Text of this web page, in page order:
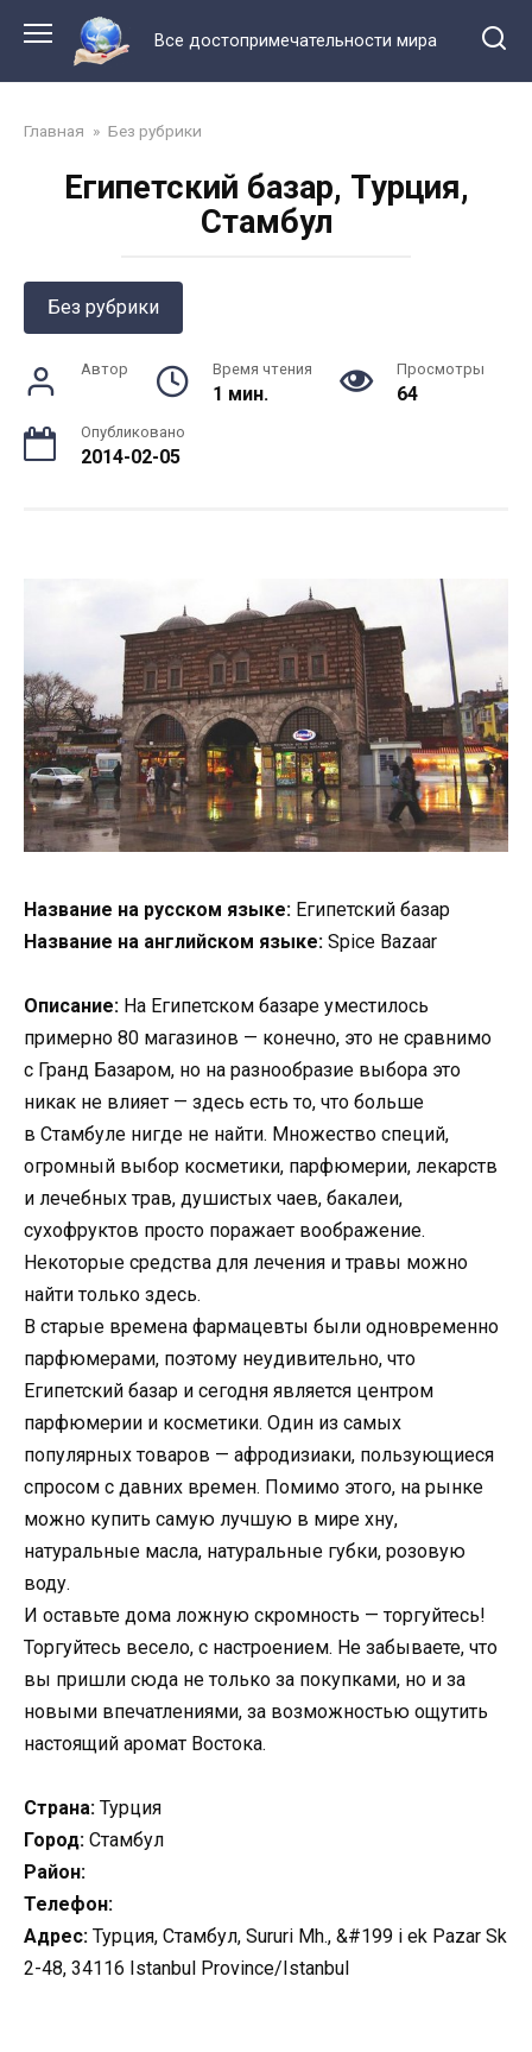
контенту
Все достопримечательности мира
Главная » Без рубрики
Египетский базар, Турция,
Стамбул
Без рубрики
Автор Время чтения
1 мин.
Просмотры
64
Опубликовано
2014-02-05
Название на русском языке: Египетский базар
Название на английском языке: Spice Bazaar
Описание: На Египетском базаре уместилось
примерно 80 магазинов — конечно, это не сравнимо
с Гранд Базаром, но на разнообразие выбора это
никак не влияет — здесь есть то, что больше
в Стамбуле нигде не найти. Множество специй,
огромный выбор косметики, парфюмерии, лекарств
и лечебных трав, душистых чаев, бакалеи,
сухофруктов просто поражает воображение.
Некоторые средства для лечения и травы можно
найти только здесь.
В старые времена фармацевты были одновременно
парфюмерами, поэтому неудивительно, что
Египетский базар и сегодня является центром
парфюмерии и косметики. Один из самых
популярных товаров — афродизиаки, пользующиеся
спросом с давних времен. Помимо этого, на рынке
можно купить самую лучшую в мире хну,
натуральные масла, натуральные губки, розовую
воду.
И оставьте дома ложную скромность — торгуйтесь!
Торгуйтесь весело, с настроением. Не забываете, что
вы пришли сюда не только за покупками, но и за
новыми впечатлениями, за возможностью ощутить
настоящий аромат Востока.
Страна: Турция
Город: Стамбул
Район:
Телефон:
Адрес: Турция, Стамбул, Sururi Mh., &#199 i ek Pazar Sk
2-48, 34116 Istanbul Province/Istanbul